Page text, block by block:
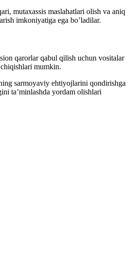
mutaxassis maslahatlari olish va aniq
imkoniyatiga ega bo’ladilar.
qarorlar qabul qilish uchun vositalar
mumkin.
sarmoyaviy ehtiyojlarini qondirishga
ta’minlashda yordam olishlari